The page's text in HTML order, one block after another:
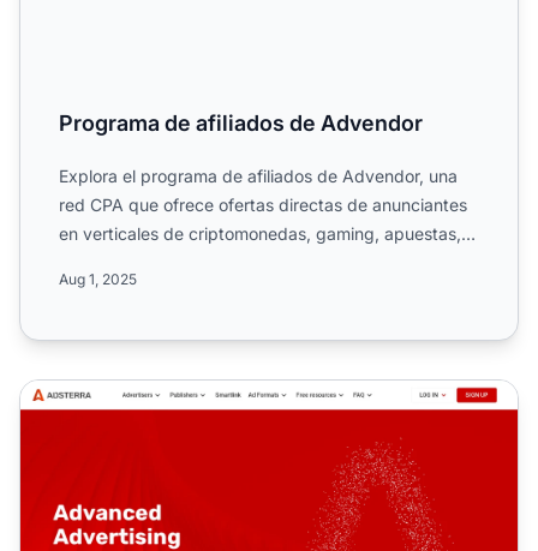
Programa de afiliados de Advendor
Explora el programa de afiliados de Advendor, una
red CPA que ofrece ofertas directas de anunciantes
en verticales de criptomonedas, gaming, apuestas,
Aug 1, 2025
Programa de Afiliados de la Red CPA de Adsterra